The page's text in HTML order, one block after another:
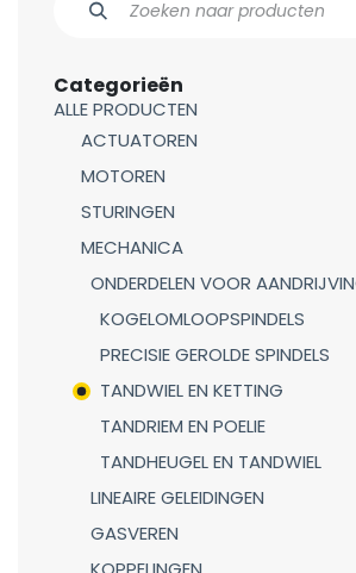
Categorieën
ALLE PRODUCTEN
ACTUATOREN
MOTOREN
STURINGEN
MECHANICA
ONDERDELEN VOOR
KOGELOMLOOPSPINDELS
PRECISIE GEROLDE SPINDELS
TANDWIEL EN KETTING
TANDRIEM EN POELIE
TANDHEUGEL EN TANDWIEL
LINEAIRE GELEIDINGEN
GASVEREN